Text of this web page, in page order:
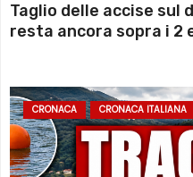
Taglio delle accise sul
resta ancora sopra i 2
CRONACA CRONACA ITALIANA